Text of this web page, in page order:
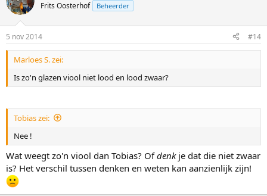
Frits Oosterhof Beheerder
5 nov 2014 #14
Marloes S. zei:
Is zo'n glazen viool niet lood en lood zwaar?
Tobias zei:
Nee !
Wat weegt zo'n viool dan Tobias? Ofdenkje dat die niet zwaar
is? Het verschil tussen denken en weten kan aanzienlijk zijn!